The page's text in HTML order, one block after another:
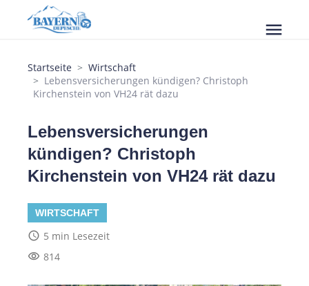
menu
Startseite
Wirtschaft
Lebensversicherungen kündigen? Christoph
Kirchenstein von VH24 rät dazu
Lebensversicherungen
kündigen? Christoph
Kirchenstein von VH24 rät dazu
WIRTSCHAFT
access_time 5 min Lesezeit
visibility 814